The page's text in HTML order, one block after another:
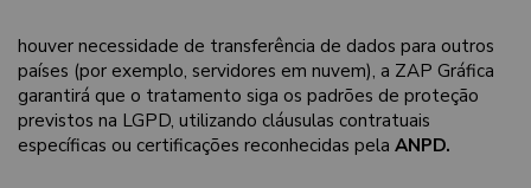
houver necessidade de transferência de dados para outros
países (por exemplo, servidores em nuvem), a ZAP Gráfica
garantirá que o tratamento siga os padrões de proteção
previstos na LGPD, utilizando cláusulas contratuais
específicas ou certificações reconhecidas pela ANPD.